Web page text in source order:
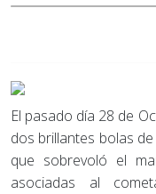
El pasado día 28 de
dos brillantes bolas
que sobrevoló el
asociadas al